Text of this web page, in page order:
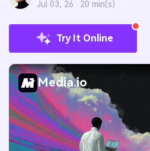
Jul 03, 26 · 20 min(s)
Try It Online
Media.io